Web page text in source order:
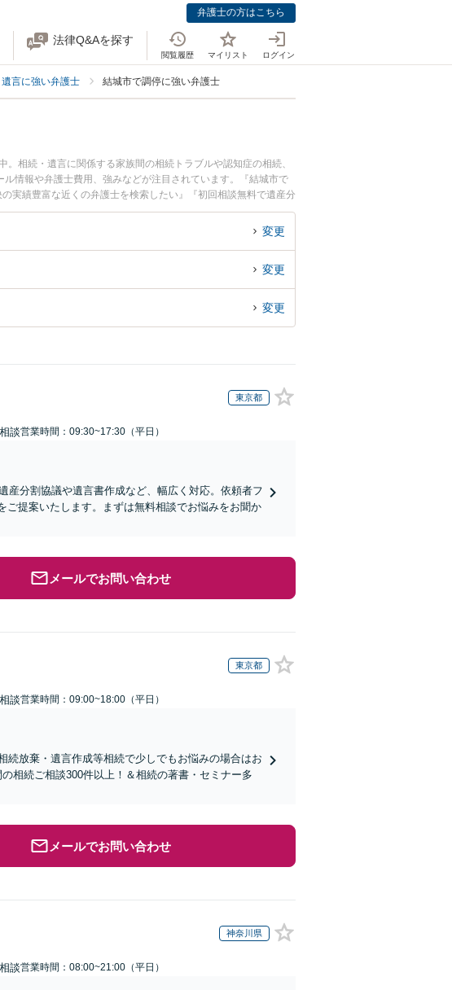
弁護士の方はこちら
法律Q&Aを探す
閲覧履歴 マイリスト ログイン
言に強い弁護士 結城市で調停に強い弁護士
相続・遺言に関係する家族間の相続トラブルや認知症の相続、
情報や弁護士費用、強みなどが注目されています。『結城市で
実績豊富な近くの弁護士を検索したい』『初回相談無料で遺産分
変更
変更
変更
東京都
談営業時間：09:30~17:30（平日）
産分割協議や遺言書作成など、幅広く対応。依頼者フ
ご提案いたします。まずは無料相談でお悩みをお聞か
メールでお問い合わせ
東京都
談営業時間：09:00~18:00（平日）
続放棄・遺言作成等相続で少しでもお悩みの場合はお
相続ご相談300件以上！＆相続の著書・セミナー多
メールでお問い合わせ
神奈川県
談営業時間：08:00~21:00（平日）